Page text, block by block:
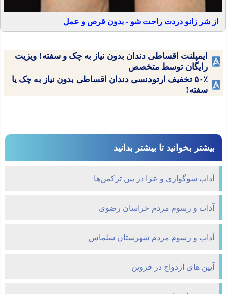
از شر زانو دردت راحت شو - بدون قرص و عمل
ایمپلنت اقساطی دندان بدون نیاز به چک و سفته! ویزیت
رایگان توسط متخصص
۵۰٪ تخفیف ارتودنسی دندان اقساطی بدون نیاز به چک یا
سفته!
بیشتر بخوانید تا بیشتر بدانید
آداب سوگواری و عزا در بين ترکمن‌ها
آداب و رسوم مردم خراسان رضوی
آداب و رسوم مردم شهرستان سلماس
آيين های ازدواج در قزوين